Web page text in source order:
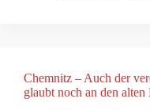
Chemnitz – Auch der
glaubt noch an den alten